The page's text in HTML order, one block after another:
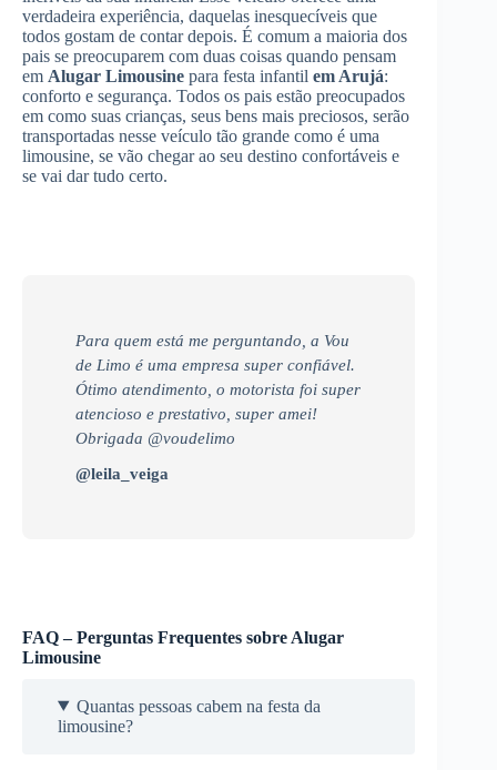
verdadeira experiência, daquelas inesquecíveis que
todos gostam de contar depois. É comum a maioria dos
pais se preocuparem com duas coisas quando pensam
em Alugar Limousine para festa infantil em Arujá:
conforto e segurança. Todos os pais estão preocupados
em como suas crianças, seus bens mais preciosos, serão
transportadas nesse veículo tão grande como é uma
limousine, se vão chegar ao seu destino confortáveis e
se vai dar tudo certo.
Para quem está me perguntando, a Vou
de Limo é uma empresa super confiável.
Ótimo atendimento, o motorista foi super
atencioso e prestativo, super amei!
Obrigada @voudelimo
@leila_veiga
FAQ – Perguntas Frequentes sobre Alugar
Limousine
Quantas pessoas cabem na festa da
limousine?